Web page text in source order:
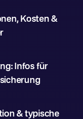
Kosten &
Infos für
& typische